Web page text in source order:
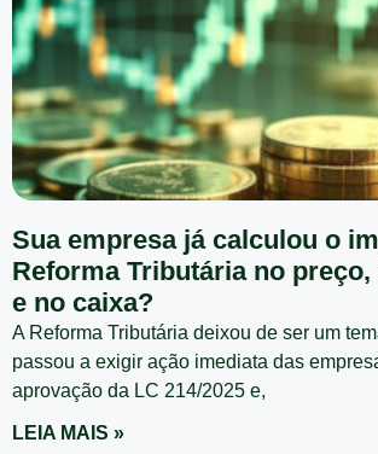
Sua empresa já calculou o
Reforma Tributária no preço,
e no caixa?
A Reforma Tributária deixou de ser um
passou a exigir ação imediata das
aprovação da LC 214/2025 e,
LEIA MAIS »